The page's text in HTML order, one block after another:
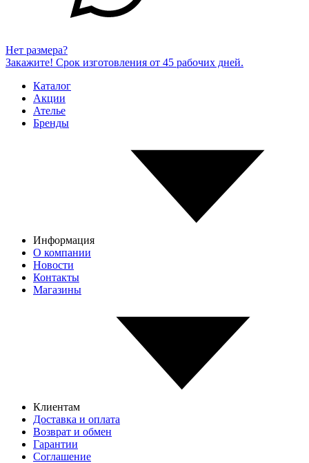
Нет размера?
Закажите! Срок изготовления от 45 рабочих дней.
Каталог
Акции
Ателье
Бренды
Информация
О компании
Новости
Контакты
Магазины
Клиентам
Доставка и оплата
Возврат и обмен
Гарантии
Соглашение